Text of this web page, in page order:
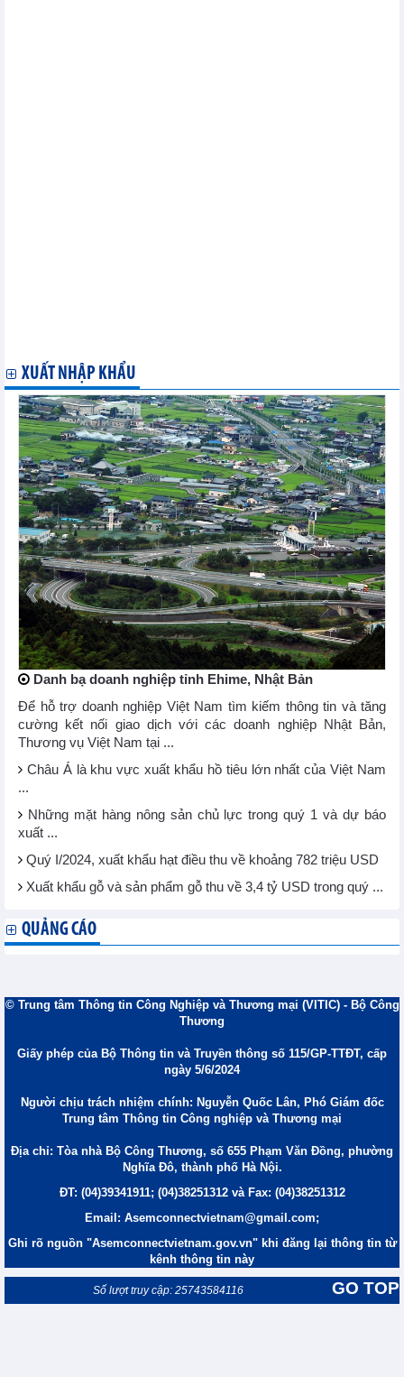
XUẤT NHẬP KHẨU
Danh bạ doanh nghiệp tỉnh Ehime, Nhật Bản
Để hỗ trợ doanh nghiệp Việt Nam tìm kiếm thông tin và tăng
cường kết nối giao dịch với các doanh nghiệp Nhật Bản,
Thương vụ Việt Nam tại ...
Châu Á là khu vực xuất khẩu hồ tiêu lớn nhất của Việt Nam
...
Những mặt hàng nông sản chủ lực trong quý 1 và dự báo
xuất ...
Quý I/2024, xuất khẩu hạt điều thu về khoảng 782 triệu USD
Xuất khẩu gỗ và sản phẩm gỗ thu về 3,4 tỷ USD trong quý ...
QUẢNG CÁO
© Trung tâm Thông tin Công Nghiệp và Thương mại (VITIC) - Bộ Công
Thương
Giấy phép của Bộ Thông tin và Truyền thông số 115/GP-TTĐT, cấp
ngày 5/6/2024
Người chịu trách nhiệm chính: Nguyễn Quốc Lân, Phó Giám đốc
Trung tâm Thông tin Công nghiệp và Thương mại
Địa chỉ: Tòa nhà Bộ Công Thương, số 655 Phạm Văn Đồng, phường
Nghĩa Đô, thành phố Hà Nội.
ĐT: (04)39341911; (04)38251312 và Fax: (04)38251312
Email: Asemconnectvietnam@gmail.com;
Ghi rõ nguồn "Asemconnectvietnam.gov.vn" khi đăng lại thông tin từ
kênh thông tin này
GO TOP
Số lượt truy cập: 25743584116